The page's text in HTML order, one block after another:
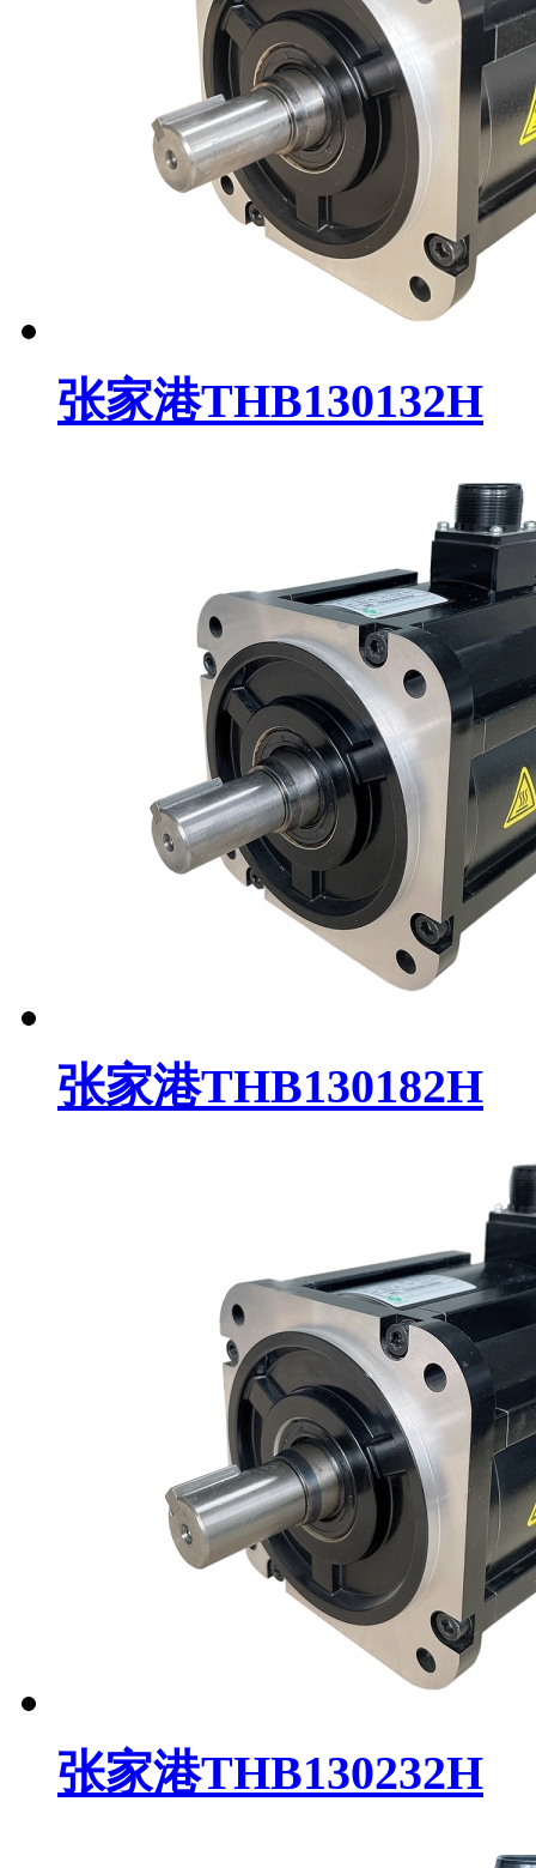
张家港THB130132H
张家港THB130182H
张家港THB130232H